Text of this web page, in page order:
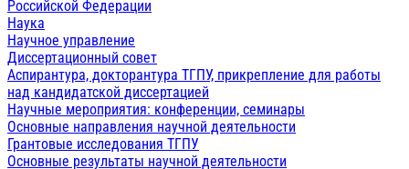
Российской Федерации
Наука
Научное управление
Диссертационный совет
Аспирантура, докторантура ТГПУ, прикрепление для работы
над кандидатской диссертацией
Научные мероприятия: конференции, семинары
Основные направления научной деятельности
Грантовые исследования ТГПУ
Основные результаты научной деятельности